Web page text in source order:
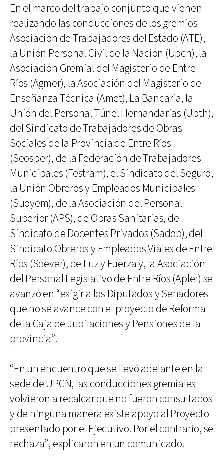
En el marco del trabajo conjunto que vienen
realizando las conducciones de los gremios
Asociación de Trabajadores del Estado (ATE),
la Unión Personal Civil de la Nación (Upcn), la
Asociación Gremial del Magisterio de Entre
Ríos (Agmer), la Asociación del Magisterio de
Enseñanza Técnica (Amet), La Bancaria, la
Unión del Personal Túnel Hernandarias (Upth),
del Sindicato de Trabajadores de Obras
Sociales de la Provincia de Entre Ríos
(Seosper), de la Federación de Trabajadores
Municipales (Festram), el Sindicato del Seguro,
la Unión Obreros y Empleados Municipales
(Suoyem), de la Asociación del Personal
Superior (APS), de Obras Sanitarias, de
Sindicato de Docentes Privados (Sadop), del
Sindicato Obreros y Empleados Viales de Entre
Ríos (Soever), de Luz y Fuerza y, la Asociación
del Personal Legislativo de Entre Ríos (Apler) se
avanzó en “exigir a los Diputados y Senadores
que no se avance con el proyecto de Reforma
de la Caja de Jubilaciones y Pensiones de la
provincia”.
“En un encuentro que se llevó adelante en la
sede de UPCN, las conducciones gremiales
volvieron a recalcar que no fueron consultados
y de ninguna manera existe apoyo al Proyecto
presentado por el Ejecutivo. Por el contrario, se
rechaza”, explicaron en un comunicado.